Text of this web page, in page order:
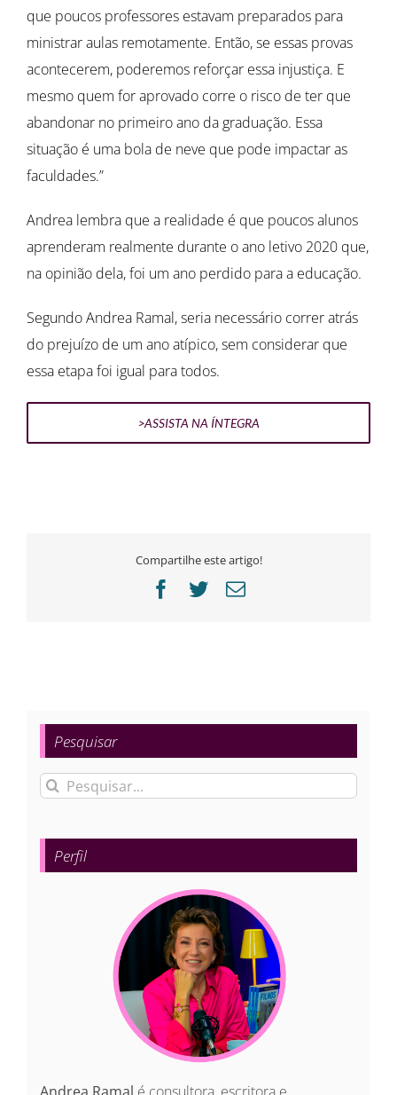
que poucos professores estavam preparados para
ministrar aulas remotamente. Então, se essas provas
acontecerem, poderemos reforçar essa injustiça. E
mesmo quem for aprovado corre o risco de ter que
abandonar no primeiro ano da graduação. Essa
situação é uma bola de neve que pode impactar as
faculdades.”
Andrea lembra que a realidade é que poucos alunos
aprenderam realmente durante o ano letivo 2020 que,
na opinião dela, foi um ano perdido para a educação.
Segundo Andrea Ramal, seria necessário correr atrás
do prejuízo de um ano atípico, sem considerar que
essa etapa foi igual para todos.
>ASSISTA NA ÍNTEGRA
Compartilhe este artigo!
Facebook
Twitter
E-
Pesquisar
Buscar
para:
Perfil